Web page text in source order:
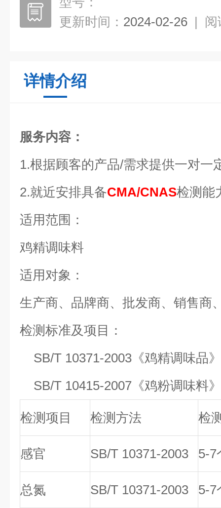
更新时间： 2024-02-26 | 阅
详情介绍
服务内容：
1.根据顾客的产品/需求提供一对一
2.就近安排具备CMA/CNAS检测能
适用范围：
鸡精调味料
适用对象：
生产商、品牌商、批发商、销售商
检测标准及项目：
SB/T 10371-2003《鸡精调味品》
SB/T 10415-2007《鸡粉调味料》
检测项目 检测方法 检
感官 SB/T 10371-2003 5-7
总氮 SB/T 10371-2003 5-7